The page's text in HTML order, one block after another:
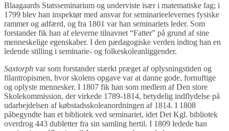
Blaagaards Statsseminarium og underviste især i matematiske fag; i
1799 blev han inspektør med ansvar for seminarieelevernes fysiske
rammer og adfærd, og fra 1801 var han seminariets leder. Som
forstander fik han af eleverne tilnavnet “Fatter” på grund af sine
menneskelige egenskaber. I den pædagogiske verden indtog han en
ledende stilling i seminarie- og folkeskoleanliggender.
Saxtorph var som forstander stærkt præget af oplysningstiden og
filantropismen, hvor skolens opgave var at danne gode, fornuftige
og oplyste mennesker. I 1807 fik han som medlem af Den store
Skolekommission, der virkede 1789-1814, betydelig indflydelse på
udarbejdelsen af købstadsskoleanordningen af 1814. I 1808
påbegyndte han et bibliotek ved seminariet, idet Det Kgl. bibliotek
overdrog 443 dubletter fra sin samling hertil. I 1809 ledede han